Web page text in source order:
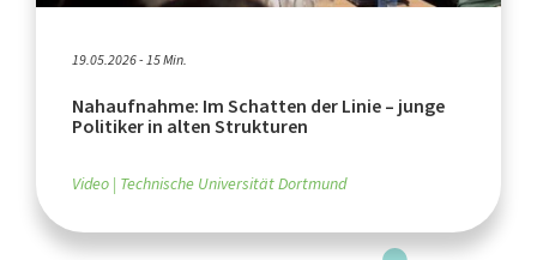
19.05.2026 - 15 Min.
Nahaufnahme: Im Schatten der Linie – junge
Politiker in alten Strukturen
Video Technische Universität Dortmund